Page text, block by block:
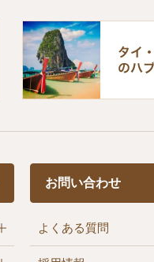
お問い合わせ
よくある質問